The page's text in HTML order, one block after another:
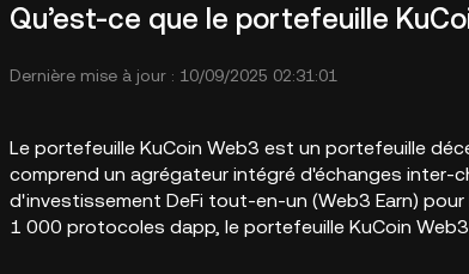
Qu’est-ce que le portefeuille
Dernière mise à jour : 10/09/2025 02:31:01
Le portefeuille KuCoin Web3 est un portefeuille
comprend un agrégateur intégré d'échanges inter-
d'investissement DeFi tout-en-un (Web3 Earn)
1 000 protocoles dapp, le portefeuille KuCoin